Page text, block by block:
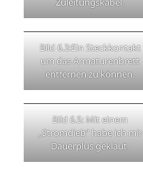
Bild 6.3:Ein Steckkontakt
um das Armaturenbrett
entfernen zu können.
Bild 6.5: Mit einem
„Stromdieb“ habe ich mir
Dauerplus geklaut.